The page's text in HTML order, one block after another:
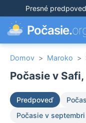
Presné
Počasie.
Domov > Maroko >
Počasie v
Predpoveď
Počasie v septembri